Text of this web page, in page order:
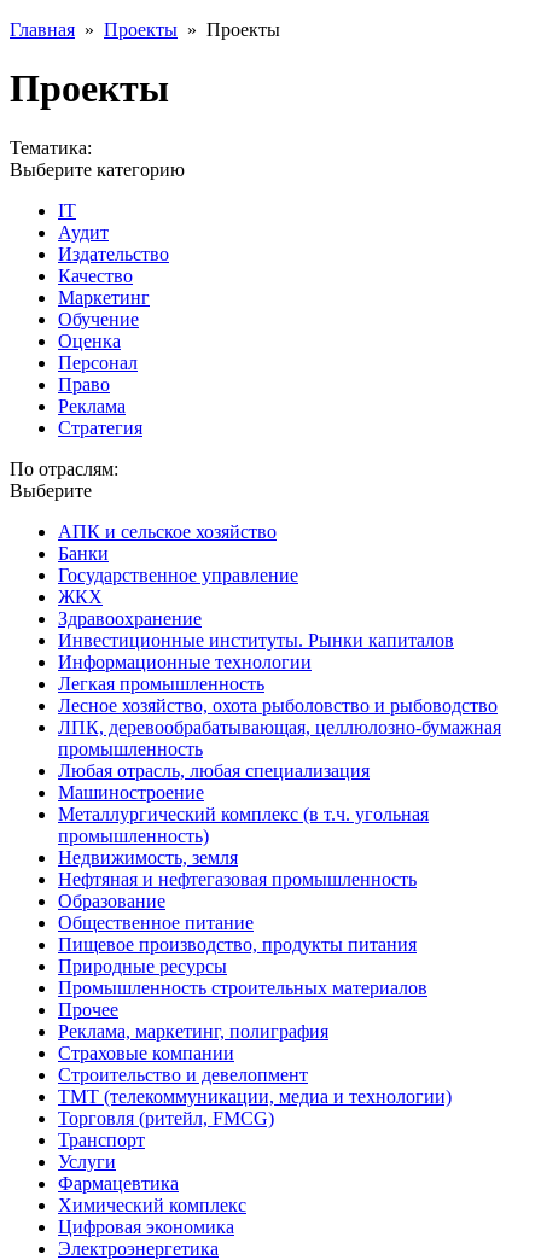
Главная » Проекты » Проекты
Проекты
Тематика:
Выберите категорию
IT
Аудит
Издательство
Качество
Маркетинг
Обучение
Оценка
Персонал
Право
Реклама
Стратегия
По отраслям:
Выберите
АПК и сельское хозяйство
Банки
Государственное управление
ЖКХ
Здравоохранение
Инвестиционные институты. Рынки капиталов
Информационные технологии
Легкая промышленность
Лесное хозяйство, охота рыболовство и рыбоводство
ЛПК, деревообрабатывающая, целлюлозно-бумажная
промышленность
Любая отрасль, любая специализация
Машиностроение
Металлургический комплекс (в т.ч. угольная
промышленность)
Недвижимость, земля
Нефтяная и нефтегазовая промышленность
Образование
Общественное питание
Пищевое производство, продукты питания
Природные ресурсы
Промышленность строительных материалов
Прочее
Реклама, маркетинг, полиграфия
Страховые компании
Строительство и девелопмент
ТМТ (телекоммуникации, медиа и технологии)
Торговля (ритейл, FMCG)
Транспорт
Услуги
Фармацевтика
Химический комплекс
Цифровая экономика
Электроэнергетика